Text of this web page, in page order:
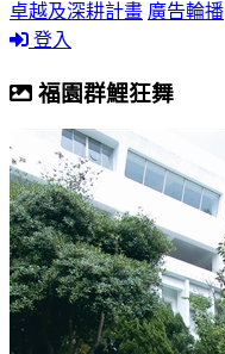
卓越及深耕計畫 廣告輪播
登入
福園群鯉狂舞